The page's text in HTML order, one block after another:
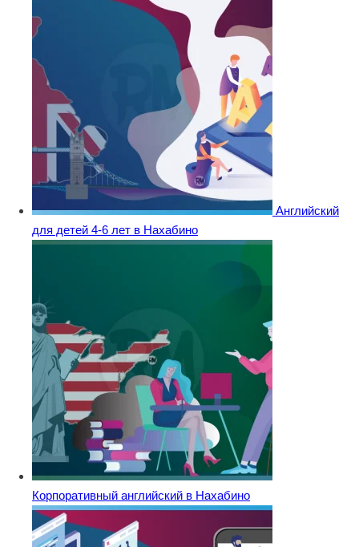
Английский
для детей 4-6 лет в Нахабино
Корпоративный английский в Нахабино